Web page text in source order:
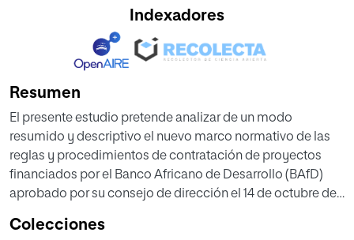
Indexadores
Resumen
El presente estudio pretende analizar de un modo
resumido y descriptivo el nuevo marco normativo de las
reglas y procedimientos de contratación de proyectos
financiados por el Banco Africano de Desarrollo (BAfD)
aprobado por su consejo de dirección el 14 de octubre de
Teniendo en consideración la actual situación económica,
Colecciones